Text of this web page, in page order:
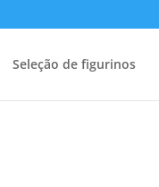
Seleção de figurinos